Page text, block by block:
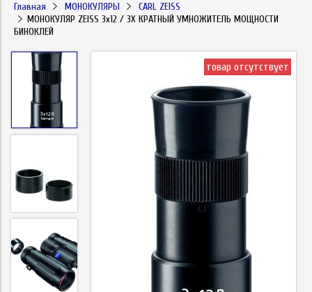
Главная МОНОКУЛЯРЫ
CARL ZEISS
МОНОКУЛЯР ZEISS 3x12 / 3Х КРАТНЫЙ УМНОЖИТЕЛЬ МОЩНОСТИ
БИНОКЛЕЙ
товар отсутствует